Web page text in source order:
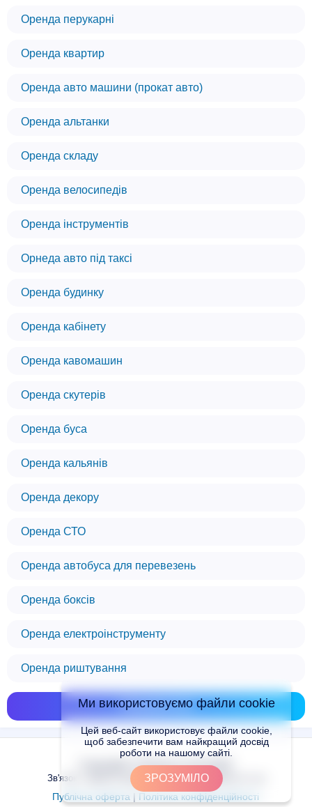
Оренда перукарні
Оренда квартир
Оренда авто машини (прокат авто)
Оренда альтанки
Оренда складу
Оренда велосипедів
Оренда інструментів
Орнеда авто під таксі
Оренда будинку
Оренда кабінету
Оренда кавомашин
Оренда скутерів
Оренда буса
Оренда кальянів
Оренда декору
Оренда СТО
Оренда автобуса для перевезень
Оренда боксів
Оренда електроінструменту
Оренда риштування
Показати всі
Copyright © Places.in.UA 2024
Зв'язок з адміністрацією сайту: admin@places.in.ua
Публічна оферта | Політика конфіденційності
Ми використовуємо файли cookie
Цей веб-сайт використовує файли cookie,
щоб забезпечити вам найкращий досвід
роботи на нашому сайті.
ЗРОЗУМІЛО